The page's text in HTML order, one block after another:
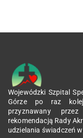
Wojewódzki Szpital
Górze po raz
przyznawany
rekomendacją Rady
udzielania świadczeń